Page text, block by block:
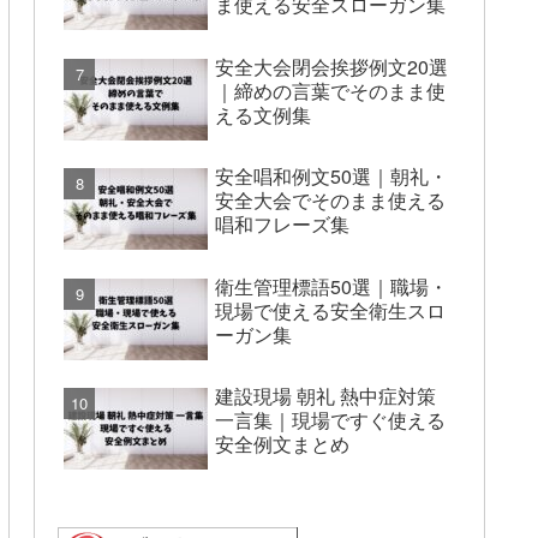
安全大会閉会挨拶例文20選
｜締めの言葉でそのまま使
える文例集
安全唱和例文50選｜朝礼・
安全大会でそのまま使える
唱和フレーズ集
衛生管理標語50選｜職場・
現場で使える安全衛生スロ
ーガン集
建設現場 朝礼 熱中症対策
一言集｜現場ですぐ使える
安全例文まとめ